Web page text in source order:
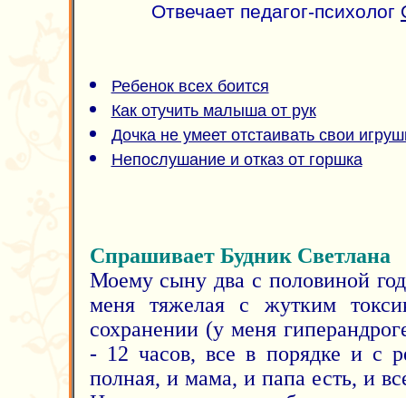
Отвечает педагог-психолог
Ребенок всех боится
Как отучить малыша от рук
Дочка не умеет отстаивать свои
Непослушание и отказ от горшка
Спрашивает Будник Светлана
Моему сыну два с половиной
меня тяжелая с жутким
сохранении (у меня
- 12 часов, все в порядке и с
полная, и мама, и папа есть, и